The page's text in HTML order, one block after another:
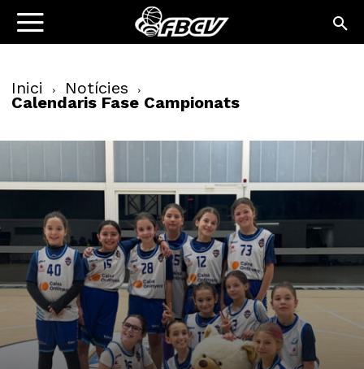
Inici Notícies
Calendaris Fase Campionats